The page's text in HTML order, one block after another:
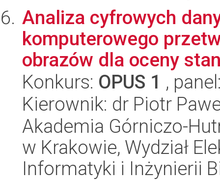
Analiza cyfrowych
komputerowego
obrazów dla oceny
Konkurs: OPUS 1 ,
Kierownik: dr Piotr
Akademia Górniczo-
w Krakowie, Wydział
Informatyki i Inżynierii